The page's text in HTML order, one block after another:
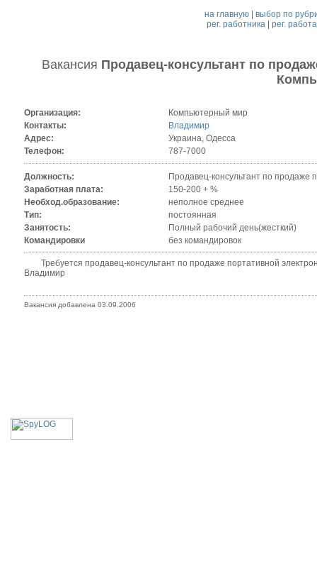
на главную |выбор по
рег. работника| рег.
Вакансия Продавец-консультант по
Организация:
Компьютерный мир
Контакты:
Владимир
Адрес:
Украина, Одесса
Телефон:
787-7000
Должность:
Продавец-консультант по продаже
Заработная плата:
150-200 + %
Необход.образование:
неполное среднее
Тип:
постоянная
Занятость:
Полный рабочий день(жесткий)
Командировки
без командировок
Требуется продавец-консультант по продаже портативной
Владимир
Вакансия добавлена 03.09.2006